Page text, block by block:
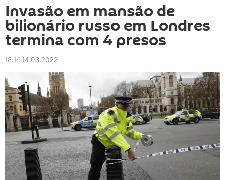
Invasão em mansão de
bilionário russo em Londres
termina com 4 presos
18:14 14.03.2022